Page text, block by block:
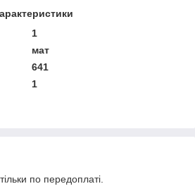
1
мат
641
1
по передоплаті.